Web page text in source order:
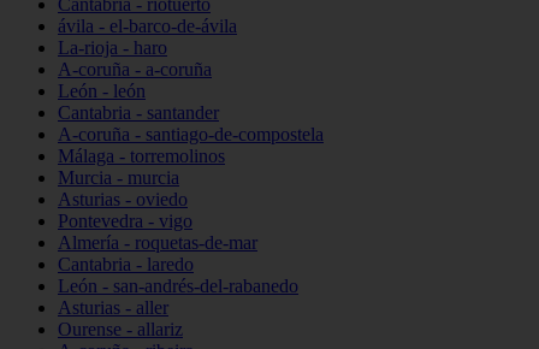
Cantabria - riotuerto
ávila - el-barco-de-ávila
La-rioja - haro
A-coruña - a-coruña
León - león
Cantabria - santander
A-coruña - santiago-de-compostela
Málaga - torremolinos
Murcia - murcia
Asturias - oviedo
Pontevedra - vigo
Almería - roquetas-de-mar
Cantabria - laredo
León - san-andrés-del-rabanedo
Asturias - aller
Ourense - allariz